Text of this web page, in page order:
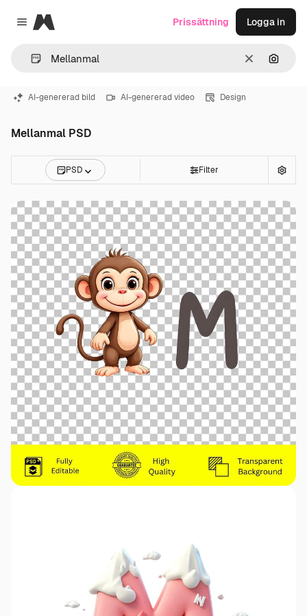
Close menu
Magnific
RensaSök
Prissättning Logga in
AI-genererad bild AI-genererad video Design
Mellanmal PSD
PSD Filter